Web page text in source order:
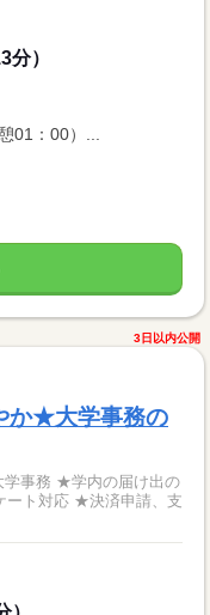
）
01：00）...
3日以内公開
か★大学事務の
学事務 ★学内の届け出の
ト対応 ★決済申請、支